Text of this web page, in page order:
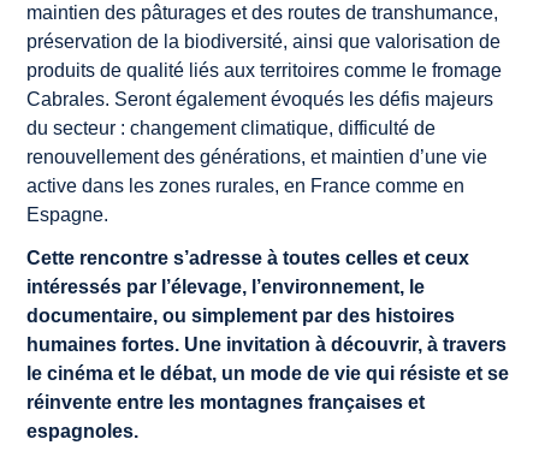
maintien des pâturages et des routes de transhumance,
préservation de la biodiversité, ainsi que valorisation de
produits de qualité liés aux territoires comme le fromage
Cabrales. Seront également évoqués les défis majeurs
du secteur : changement climatique, difficulté de
renouvellement des générations, et maintien d’une vie
active dans les zones rurales, en France comme en
Espagne.
Cette rencontre s’adresse à toutes celles et ceux
intéressés par l’élevage, l’environnement, le
documentaire, ou simplement par des histoires
humaines fortes. Une invitation à découvrir, à travers
le cinéma et le débat, un mode de vie qui résiste et se
réinvente entre les montagnes françaises et
espagnoles.